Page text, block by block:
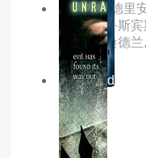
主演：艾德里
薇,布鲁斯·斯
斯,马修·桑德
10.0分 hd
浮俘
主演：